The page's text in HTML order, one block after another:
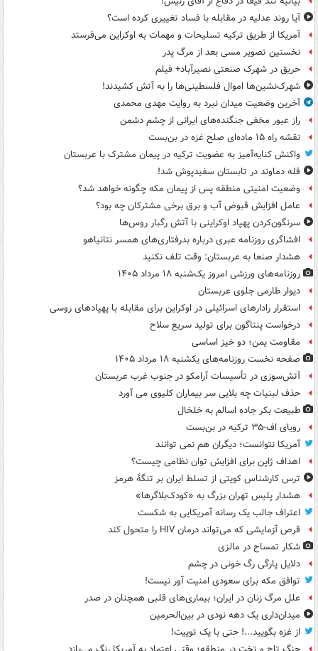
آیا روند عدلیه در مقابله با فساد تغییری کرده است؟
آمریکا از طریق ترکیه تسلیحات و مهمات به اوکراین می‌فرستد
نخستین تصویر مسی بعد از مرگ پدر
حریق در شهرک صنعتی نصیرآباد+ فیلم
شهرک‌نشین‌ها اموال فلسطینی‌ها را به آتش کشیدند!
آخرین وضعیت میدان نبرد به روایت مهدی محمدی
راز عبور مخفی جنگنده‌های ایرانی از چشم دشمن
نقشه راه ۱۵ ماده‌ای صلح غزه در بن‌بست
واکنش کنایه‌آمیز به عضویت ترکیه در پیمان مشترک با عربستان
قله دماوند در تابستان سفیدپوش شد!
وضعیت امنیتی منطقه پس از پیمان مکه چگونه خواهد شد؟
عامل افزایش قبوض آب و برق برخی مشترکان چه بود؟
سرنگون‌کردن پهپاد اوکراینی با آتش رگبار روس‌ها
افشاگری روزنامه عبری درباره بدرفتاری‌های همسر نتانیاهو
هشدار صنعا به عربستان: وقت تلف نکنید
روزنامه‌های ورزشی امروز یک‌شنبه ۱۸ مرداد ۱۴۰۵
دیوار طارمی جلوی عربستان
استقرار رادارهای اسرائیلی در اوکراین برای مقابله با پهپادهای روسی
درخواست پنتاگون برای تولید سریع سلاح
مقاومت یمن؛ دو خیز اساسی
صفحه نخست روزنامه‌های یکشنبه ۱۸ مرداد ۱۴۰۵
آتش‌سوزی در تأسیسات آرامکو در جنوب غرب عربستان
حذف لبنیات چه بلایی سر بیماران کلیوی می آورد
طبیعت بکر جاده اسالم به خلخال
رویای اف-۳۵ ترکیه در بن‌بست
آمریکا نتوانست؛ دیگران هم نمی توانند
اهداف ژاپن برای افزایش توان نظامی چیست؟
ترس کارشناس کویتی از تسلط ایران بر تنگۀ هرمز
هشدار پلیس تهران بزرگ به «کودک‌بلاگرها»
اعتراف جالب یک رسانه آمریکایی به شکست
قرص آزمایشی که می‌تواند درمان HIV را متحول کند
شکار تمساح در مالزی
دلایل پارگی رگ خونی در چشم
توافق مکه برای سعودی امنیت آور نیست!
علل مرگ زنان در ایران؛ بیماری‌های قلبی همچنان در صدر
میدان‌داری یک دهه نودی در بین‌الحرمین
از غزه بگویید...! حتی با یک توییت!